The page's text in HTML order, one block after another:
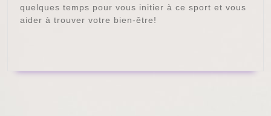
quelques temps pour vous initier à ce sport et vous
aider à trouver votre bien-être!